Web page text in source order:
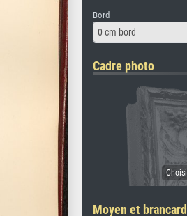
Bord
0 cm bord
Cadre photo
Moyen et brancard